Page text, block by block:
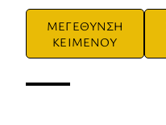
ΜΕΓΕΘΥΝΣΗ
ΚΕΙΜΕΝΟΥ